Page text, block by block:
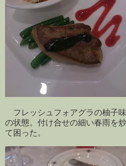
フレッシュフォアグラの柚
の状態。付け合せの細い春雨を
て困った。